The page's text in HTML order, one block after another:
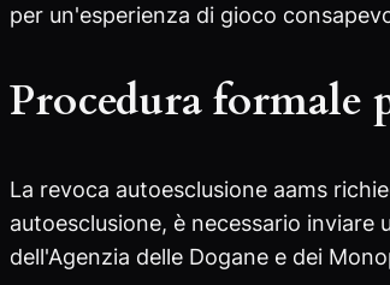
per un'esperienza di gioco
Procedura formale
La revoca autoesclusione aams
autoesclusione, è necessario
dell'Agenzia delle Dogane e dei